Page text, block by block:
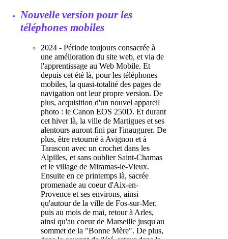
Nouvelle version pour les
téléphones mobiles
2024 - Période toujours consacrée à
une amélioration du site web, et via de
l'apprentissage au Web Mobile. Et
depuis cet été là, pour les téléphones
mobiles, la quasi-totalité des pages de
navigation ont leur propre version. De
plus, acquisition d'un nouvel appareil
photo : le Canon EOS 250D. Et durant
cet hiver là, la ville de Martigues et ses
alentours auront fini par l'inaugurer. De
plus, être retourné à Avignon et à
Tarascon avec un crochet dans les
Alpilles, et sans oublier Saint-Chamas
et le village de Miramas-le-Vieux.
Ensuite en ce printemps là, sacrée
promenade au coeur d'Aix-en-
Provence et ses environs, ainsi
qu'autour de la ville de Fos-sur-Mer.
puis au mois de mai, retour à Arles,
ainsi qu'au coeur de Marseille jusqu'au
sommet de la "Bonne Mère". De plus,